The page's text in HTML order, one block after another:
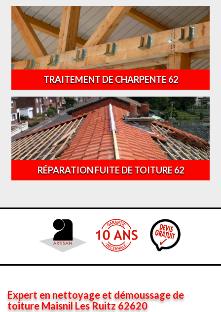
TRAITEMENT DE CHARPENTE 62
RÉPARATION FUITE DE TOITURE 62
Expert en nettoyage et démoussage de
toiture Maisnil Les Ruitz 62620